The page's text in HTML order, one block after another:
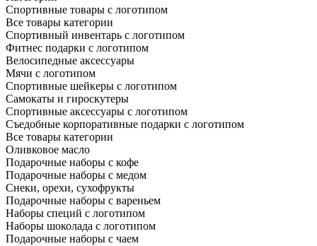
Спортивные товары с логотипом
Все товары категории
Спортивный инвентарь с логотипом
Фитнес подарки с логотипом
Велосипедные аксессуары
Мячи с логотипом
Спортивные шейкеры с логотипом
Самокаты и гироскутеры
Спортивные аксессуары с логотипом
Съедобные корпоративные подарки с логотипом
Все товары категории
Оливковое масло
Подарочные наборы с кофе
Подарочные наборы с медом
Снеки, орехи, сухофрукты
Подарочные наборы с вареньем
Наборы специй с логотипом
Наборы шоколада с логотипом
Подарочные наборы с чаем